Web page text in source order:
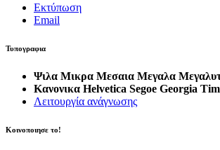
Εκτύπωση
Email
Τυπογραφια
Ψιλα Μικρα Μεσαια Μεγαλα
Κανονικα Helvetica Segoe Georgia
Λειτουργία ανάγνωσης
Κοινοποιησε το!